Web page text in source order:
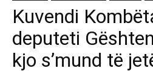
Kuvendi
deputeti
kjo s’mund të